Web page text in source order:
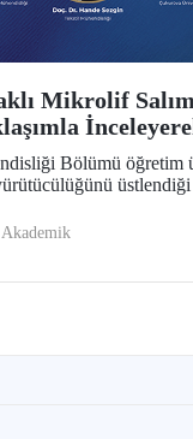
Mikrolif
Bölümü öğretim
Salımı:
Akademik